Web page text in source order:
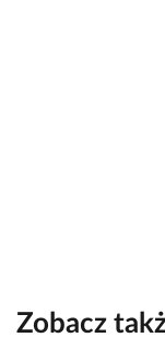
Zobacz